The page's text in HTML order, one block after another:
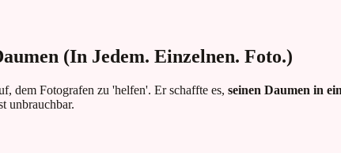
(In Jedem. Einzelnen. Foto.)
dem Fotografen zu 'helfen'. Er schaffte es, seinen Daumen in
unbrauchbar.